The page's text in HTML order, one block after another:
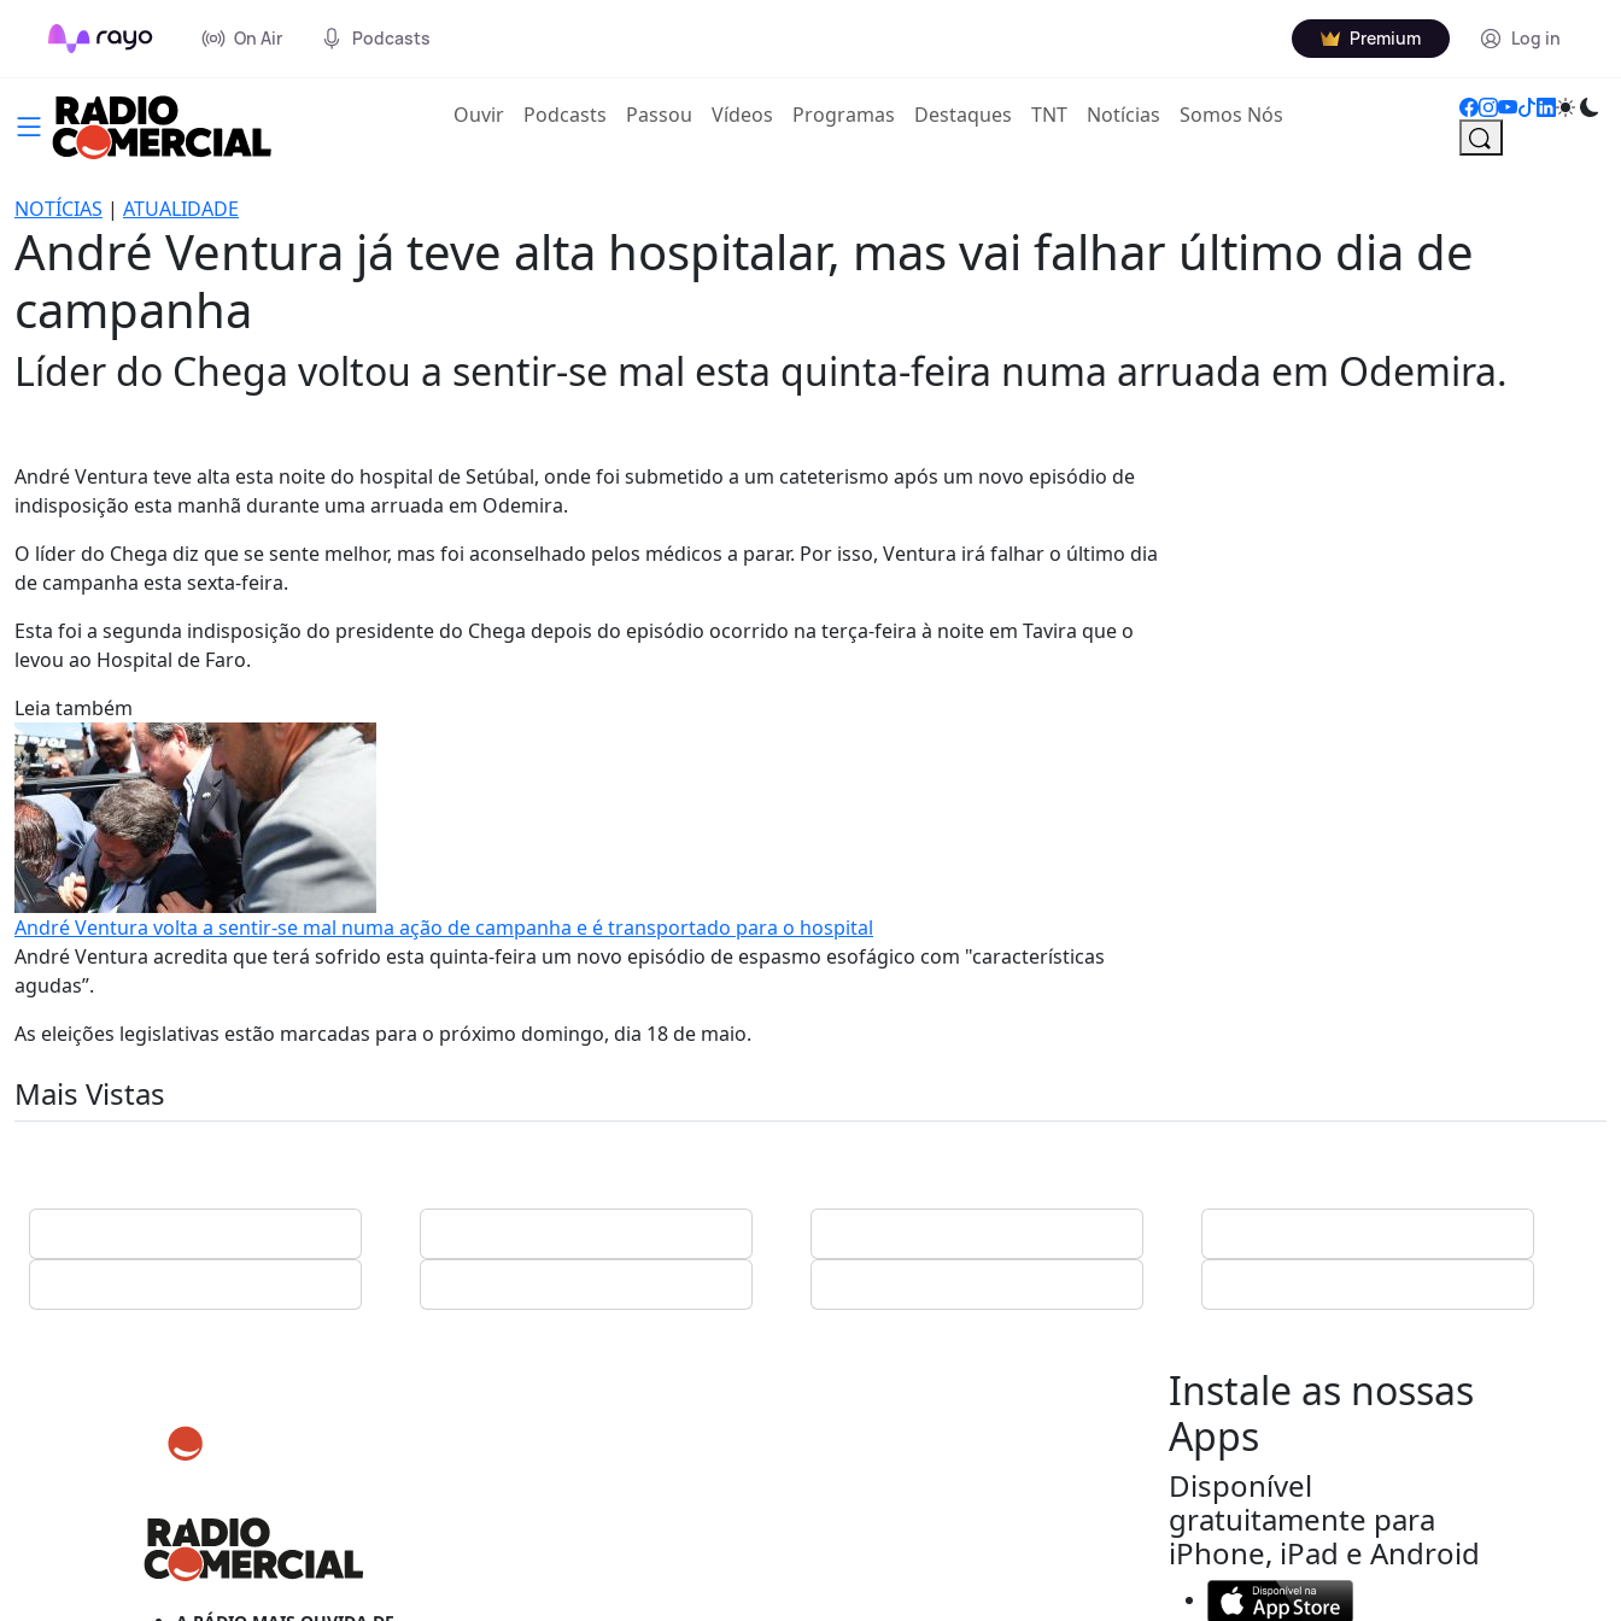
On Air Podcasts Premium Log in
Ouvir(current)
Podcasts Passou Vídeos Programas Destaques TNT Notícias Somos Nós
NOTÍCIAS | ATUALIDADE
André Ventura já teve alta hospitalar, mas vai falhar último dia de
campanha
Líder do Chega voltou a sentir-se mal esta quinta-feira numa arruada em Odemira.
André Ventura teve alta esta noite do hospital de Setúbal, onde foi submetido a um cateterismo após um novo episódio de
indisposição esta manhã durante uma arruada em Odemira.
O líder do Chega diz que se sente melhor, mas foi aconselhado pelos médicos a parar. Por isso, Ventura irá falhar o último dia
de campanha esta sexta-feira.
Esta foi a segunda indisposição do presidente do Chega depois do episódio ocorrido na terça-feira à noite em Tavira que o
levou ao Hospital de Faro.
Leia também
André Ventura volta a sentir-se mal numa ação de campanha e é transportado para o hospital
André Ventura acredita que terá sofrido esta quinta-feira um novo episódio de espasmo esofágico com "características
agudas”.
As eleições legislativas estão marcadas para o próximo domingo, dia 18 de maio.
Mais Vistas
Instale as nossas
Apps
Disponível
gratuitamente para
iPhone, iPad e Android